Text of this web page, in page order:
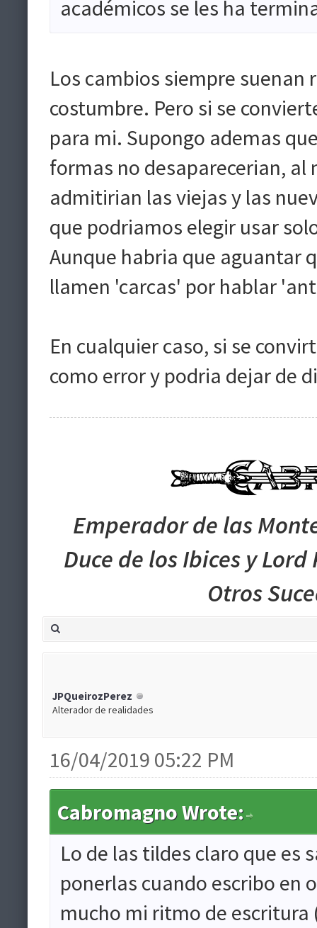
académicos se les ha
Los cambios siempre
costumbre. Pero si se
para mi. Supongo ademas
formas no desaparecerian,
admitirian las viejas y las
que podriamos elegir usar
Aunque habria que aguantar
llamen 'carcas' por hablar
En cualquier caso, si se
como error y podria dejar de
Emperador de las
Duce de los Ibices y
Otros
JPQueirozPerez
Alterador de realidades
16/04/2019 05:22 PM
Cabromagno Wrote:
Lo de las tildes claro que es
ponerlas cuando escribo en
mucho mi ritmo de